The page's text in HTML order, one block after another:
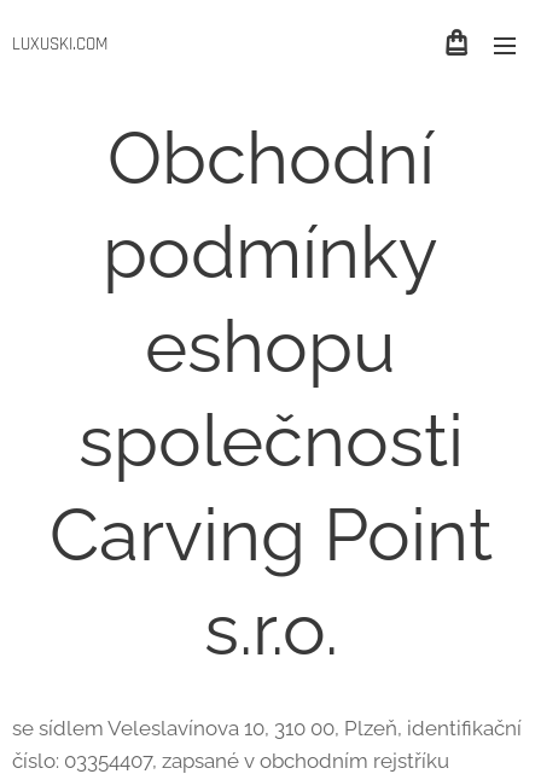
LUXUSKI.COM
Obchodní
podmínky
eshopu
společnosti
Carving Point
s.r.o.
se sídlem Veleslavínova 10, 310 00, Plzeň, identifikační
číslo: 03354407, zapsané v obchodním rejstříku